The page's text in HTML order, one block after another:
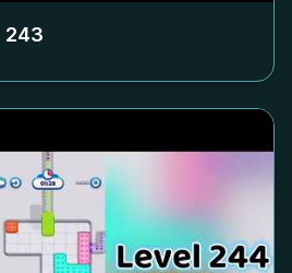
243